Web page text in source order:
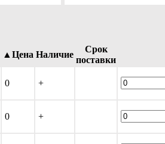
▲Цена Наличие
Срок
поставки
0 +
0 +